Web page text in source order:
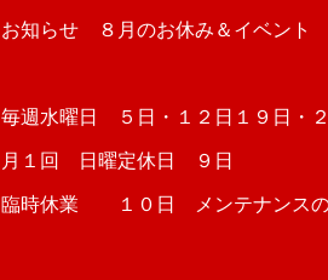
お知らせ ８月のお休み＆イベント
毎週水曜日 ５日・１２日１９日・
月１回 日曜定休日 ９日
臨時休業 １０日 メンテナンスの